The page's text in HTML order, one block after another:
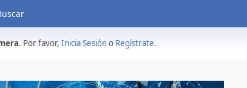
. Por favor, Inicia Sesióno Regístrate.